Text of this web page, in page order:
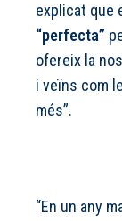
explicat que
“perfecta”
ofereix la
i veïns com
més”.
“En un any